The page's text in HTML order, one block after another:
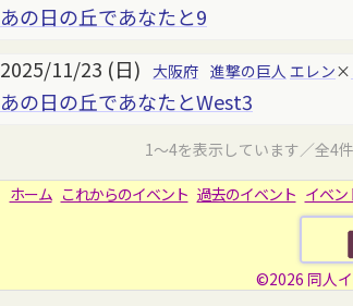
あの日の丘であなたと9
2025/11/23 (日) 大阪府 進撃の巨人 エレン×
あの日の丘であなたとWest3
1～4を表示しています／全4件
ホーム これからのイベント 過去のイベント イベン
©2026 同人